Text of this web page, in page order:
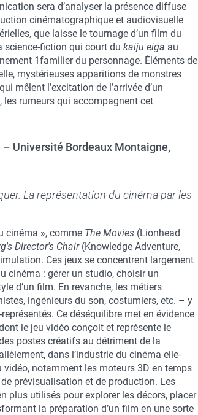
sera d’analyser la présence diffuse
cinématographique et audiovisuelle
que laisse le tournage d’un film du
science-fiction qui court du kaiju eiga au
1familier du personnage. Éléments de
mystérieuses apparitions de monstres
mêlent l’excitation de l’arrivée d’un
rumeurs qui accompagnent cet
Université Bordeaux Montaigne,
La représentation du cinéma par les
cinéma », comme The Movies (Lionhead
Director's Chair (Knowledge Adventure,
Ces jeux se concentrent largement
cinéma : gérer un studio, choisir un
d’un film. En revanche, les métiers
ingénieurs du son, costumiers, etc. – y
Ce déséquilibre met en évidence
le jeu vidéo conçoit et représente le
postes créatifs au détriment de la
dans l’industrie du cinéma elle-
notamment les moteurs 3D en temps
prévisualisation et de production. Les
plus utilisés pour explorer les décors, placer
la préparation d’un film en une sorte